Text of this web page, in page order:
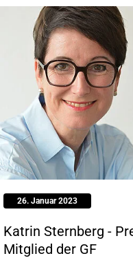
26. Januar 2023
Katrin Sternberg -
Mitglied der GF